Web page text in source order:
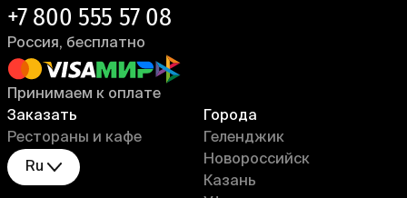
Заказать
Рестораны и кафе
Ru
Города
Геленджик
Новороссийск
Казань
+7 800 555 57 08
Россия, бесплатно
Принимаем к оплате